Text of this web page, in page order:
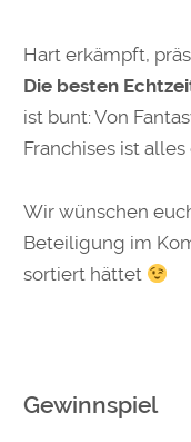
Hart erkämpft,
Die besten
ist bunt: Von
Franchises ist
Wir wünschen
Beteiligung im
sortiert hättet
Gewinnspiel